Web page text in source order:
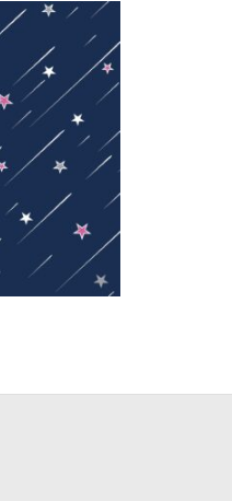
Add to
wishlist